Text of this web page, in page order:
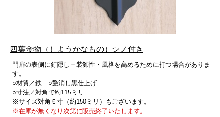
四葉金物（しようかなもの）シノ付き
門扉の表側に釘隠し＋装飾性・風格を高めるために打つ場合がありま
す。
○材質／鉄 ○艶消し黒仕上げ
○寸法／対角で約115ミリ
※サイズ対角５寸（約150ミリ）もございます。
※在庫が無くなり次第に販売終了いたします。